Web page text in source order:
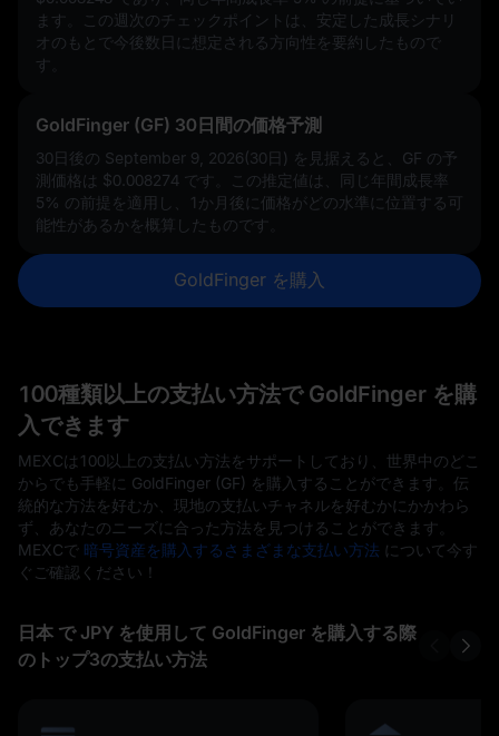
ます。この週次のチェックポイントは、安定した成長シナリ
オのもとで今後数日に想定される方向性を要約したもので
す。
GoldFinger (GF) 30日間の価格予測
30日後の September 9, 2026(30日) を見据えると、GF の予
測価格は $0.008274 です。この推定値は、同じ年間成長率
5% の前提を適用し、1か月後に価格がどの水準に位置する可
能性があるかを概算したものです。
GoldFinger を購入
100種類以上の支払い方法で GoldFinger を購
入できます
MEXCは100以上の支払い方法をサポートしており、世界中のどこ
からでも手軽に GoldFinger (GF) を購入することができます。伝
統的な方法を好むか、現地の支払いチャネルを好むかにかかわら
ず、あなたのニーズに合った方法を見つけることができます。
MEXCで 暗号資産を購入するさまざまな支払い方法 について今す
ぐご確認ください！
日本 で JPY を使用して GoldFinger を購入する際
のトップ3の支払い方法